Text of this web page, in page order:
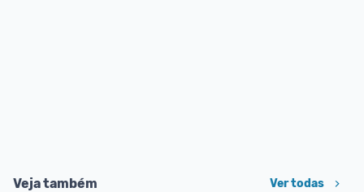
Veja também Ver todas